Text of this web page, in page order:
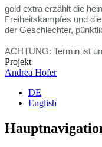
gold extra erzählt die
Freiheitskampfes und
der Geschlechter,
ACHTUNG: Termin ist
Projekt
Andrea Hofer
DE
English